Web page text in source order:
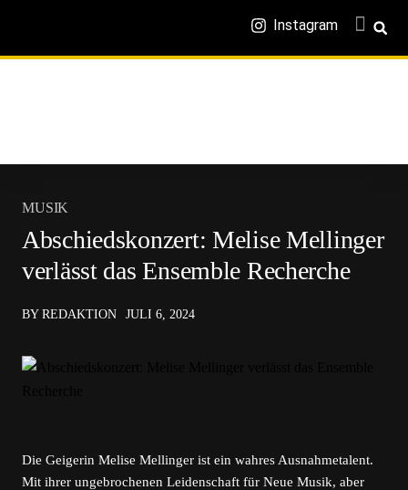
Instagram
MUSIK
Abschiedskonzert: Melise Mellinger
verlässt das Ensemble Recherche
BY REDAKTION JULI 6, 2024
Die Geigerin Melise Mellinger ist ein wahres Ausnahmetalent.
Mit ihrer ungebrochenen Leidenschaft für Neue Musik, aber